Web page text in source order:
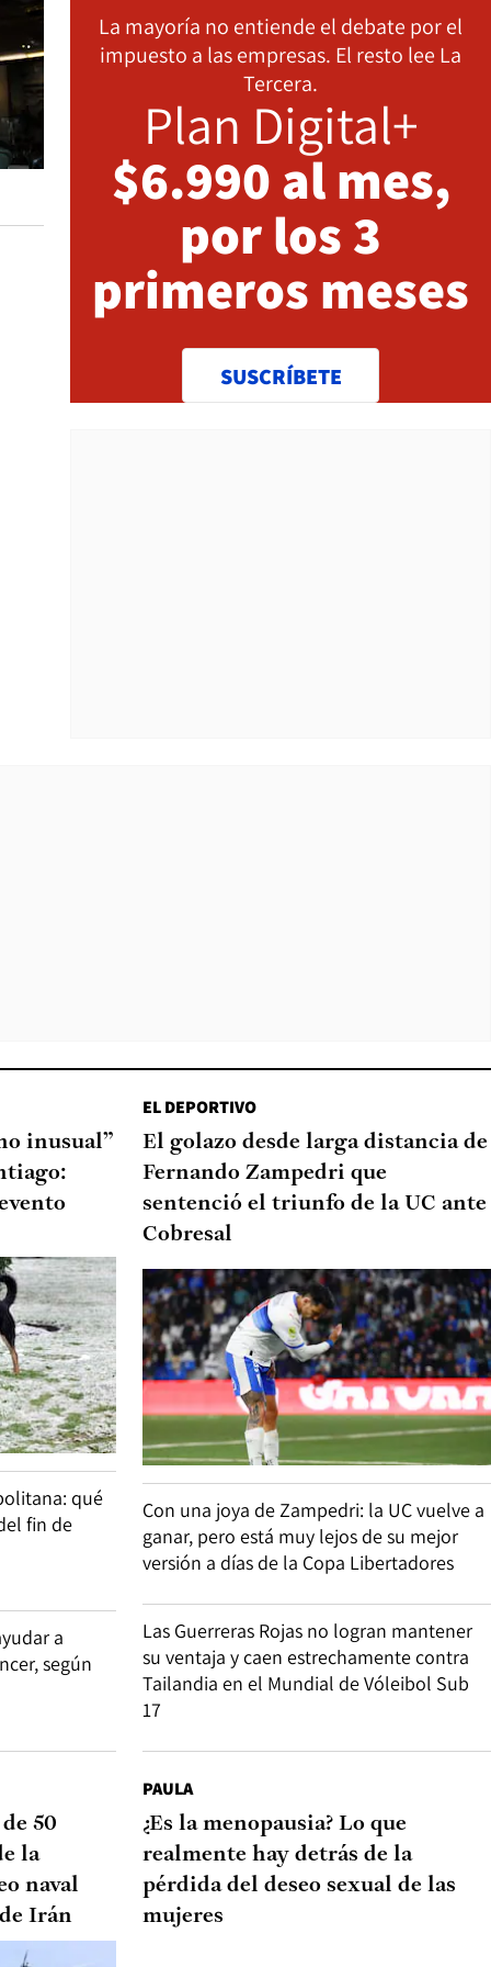
La mayoría no entiende el debate por el
impuesto a las empresas. El resto lee La
Tercera.
Plan Digital+
$6.990 al mes,
por los 3
primeros meses
SUSCRÍBETE
inusual”
qué
fin de
a
según
EL DEPORTIVO
El golazo desde larga distancia de
Fernando Zampedri que
sentenció el triunfo de la UC ante
Cobresal
Con una joya de Zampedri: la UC vuelve a
ganar, pero está muy lejos de su mejor
versión a días de la Copa Libertadores
Las Guerreras Rojas no logran mantener
su ventaja y caen estrechamente contra
Tailandia en el Mundial de Vóleibol Sub
17
50
la
naval
Irán
PAULA
¿Es la menopausia? Lo que
realmente hay detrás de la
pérdida del deseo sexual de las
mujeres